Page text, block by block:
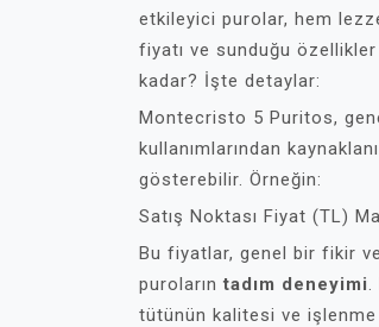
etkileyici purolar, hem
fiyatı ve sunduğu
kadar? İşte detaylar:
Montecristo 5 Puritos,
kullanımlarından
gösterebilir. Örneğin:
Satış Noktası Fiyat (TL)
Bu fiyatlar, genel bir fikir
purolarıntadım deneyimi.
tütünün kalitesi ve